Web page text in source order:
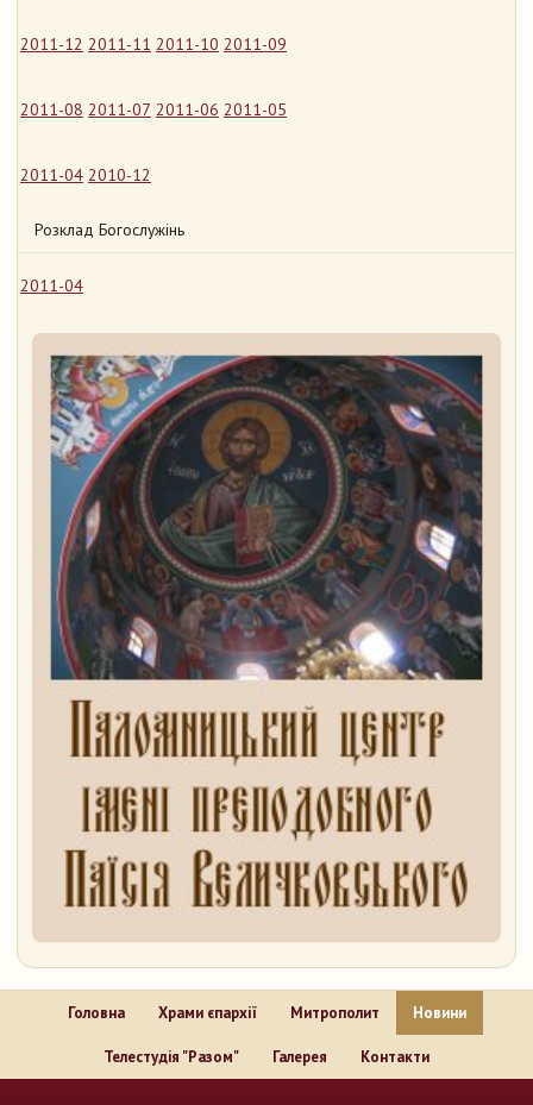
2011-12 2011-11 2011-10 2011-09
2011-08 2011-07 2011-06 2011-05
2011-04 2010-12
Розклад Богослужінь
2011-04
Головна Храми єпархії Митрополит Новини
Телестудія "Разом" Галерея Контакти